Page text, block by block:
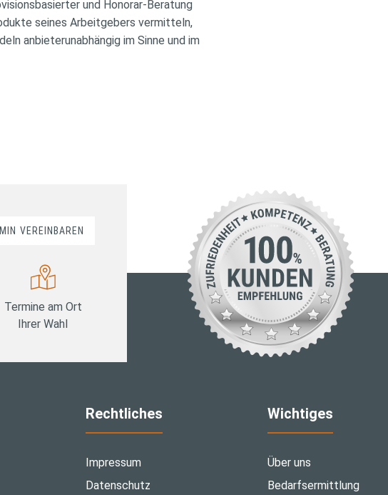
und Honorar-Beratung
seines Arbeitgebers vermitteln,
anbieterunabhängig im Sinne und im
VEREINBAREN
Termine am Ort
Ihrer Wahl
Rechtliches
Impressum
Datenschutz
Wichtiges
Über uns
Bedarfsermittlung